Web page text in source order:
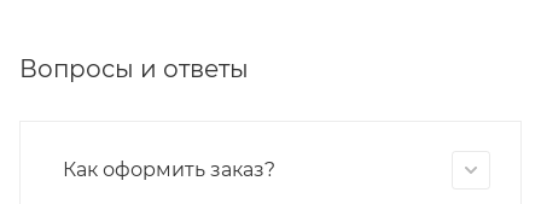
Вопросы и ответы
Как оформить заказ?